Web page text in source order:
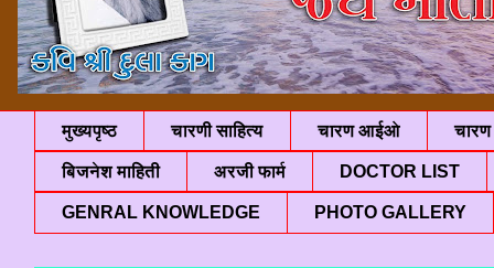
मुख्यपृष्ठ चारणी साहित्य चारण आईओ चारण
बिजनेश माहिती अरजी फार्म DOCTOR LIST
GENRAL KNOWLEDGE PHOTO GALLERY